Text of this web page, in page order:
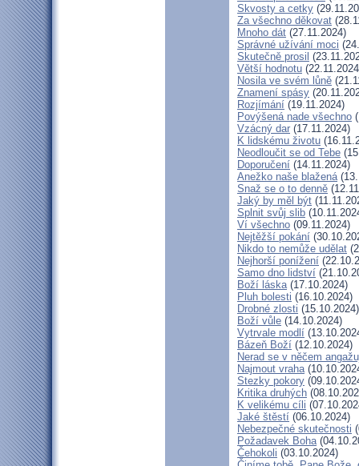
Skvosty a cetky
Za všechno děkovat
Mnoho dát (27.11.2024)
Správné užívání moci
Skutečně prosil
Větší hodnotu
Nosila ve svém lůně
Znamení spásy
Rozjímání (19.11.2024)
Povýšená nade všechno
Vzácný dar (17.11.2024)
K lidskému životu
Neodloučit se od Tebe
Doporučení (14.11.2024)
Anežko naše blažená
Snaž se o to denně
Jaký by měl být
Splnit svůj slib
Ví všechno (09.11.2024)
Nejtěžší pokání
Nikdo to nemůže udělat
Nejhorší ponížení
Samo dno lidství
Boží láska(17.10.2024)
Pluh bolesti (16.10.2024)
Drobné zlosti (15.10.2024)
Boží vůle (14.10.2024)
Vytrvale modlí
Bázeň Boží (12.10.2024)
Nerad se v něčem
Najmout vraha
Stezky pokory
Kritika druhých
K velikému cíli
Jaké štěstí (06.10.2024)
Nebezpečné skutečnosti
Požadavek Boha
Čehokoli (03.10.2024)